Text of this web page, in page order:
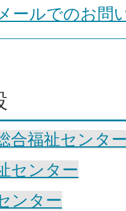
ールでのお問
合福祉センタ
センター
ンター